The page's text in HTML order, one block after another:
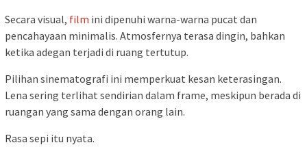
Secara visual, film ini dipenuhi warna-warna pucat dan
pencahayaan minimalis. Atmosfernya terasa dingin, bahkan
ketika adegan terjadi di ruang tertutup.
Pilihan sinematografi ini memperkuat kesan keterasingan.
Lena sering terlihat sendirian dalam frame, meskipun berada di
ruangan yang sama dengan orang lain.
Rasa sepi itu nyata.